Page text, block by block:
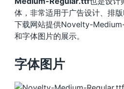
体，非常适用于广告设计、排版
下载网站提供Novelty-
和字体图片的展示。
字体图片